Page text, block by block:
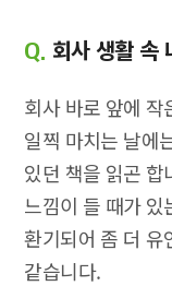
Q. 회사 생활 속
회사 바로 앞에
일찍 마치는 날에
있던 책을 읽곤 합
느낌이 들 때가 있
환기되어 좀 더 유
같습니다.